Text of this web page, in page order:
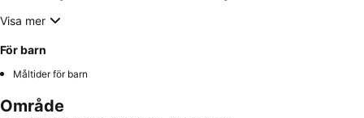
Visa mer
För barn
Måltider för barn
Område